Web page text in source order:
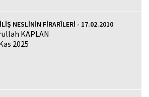
NESLİNİN FİRARÎLERİ - 17.02.2010
KAPLAN
2025